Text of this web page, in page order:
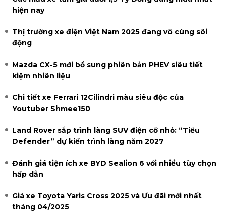
hiện nay
Thị trường xe điện Việt Nam 2025 đang vô cùng sôi
động
Mazda CX-5 mới bổ sung phiên bản PHEV siêu tiết
kiệm nhiên liệu
Chi tiết xe Ferrari 12Cilindri màu siêu độc của
Youtuber Shmee150
Land Rover sắp trình làng SUV điện cỡ nhỏ: “Tiểu
Defender” dự kiến trình làng năm 2027
Đánh giá tiện ích xe BYD Sealion 6 với nhiều tùy chọn
hấp dẫn
Giá xe Toyota Yaris Cross 2025 và Ưu đãi mới nhất
tháng 04/2025